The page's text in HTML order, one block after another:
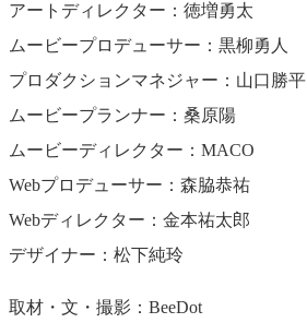
アートディレクター：徳増勇太
ムービープロデューサー：黒柳勇人
プロダクションマネジャー：山口勝平
ムービープランナー：桑原陽
ムービーディレクター：MACO
Webプロデューサー：森脇恭祐
Webディレクター：金本祐太郎
デザイナー：松下純玲
取材・文・撮影：BeeDot